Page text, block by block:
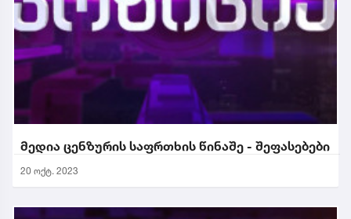
მედია ცენზურის საფრთხის წინაშე - შეფასებები
20 ოქტ. 2023